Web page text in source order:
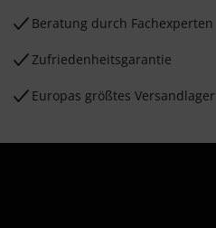
Beratung durch Fachexperten
Zufriedenheitsgarantie
Europas größtes Versandlager